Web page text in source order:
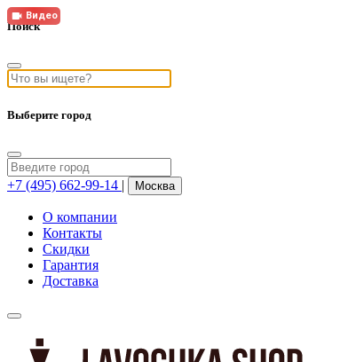
Поиск
Выберите город
+7 (495) 662-99-14 | Москва
О компании
Контакты
Скидки
Гарантия
Доставка
Видео